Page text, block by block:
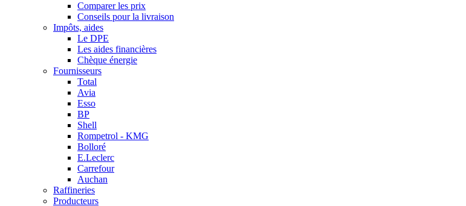
Comparer les prix
Conseils pour la livraison
Impôts, aides
Le DPE
Les aides financières
Chèque énergie
Fournisseurs
Total
Avia
Esso
BP
Shell
Rompetrol - KMG
Bolloré
E.Leclerc
Carrefour
Auchan
Raffineries
Producteurs